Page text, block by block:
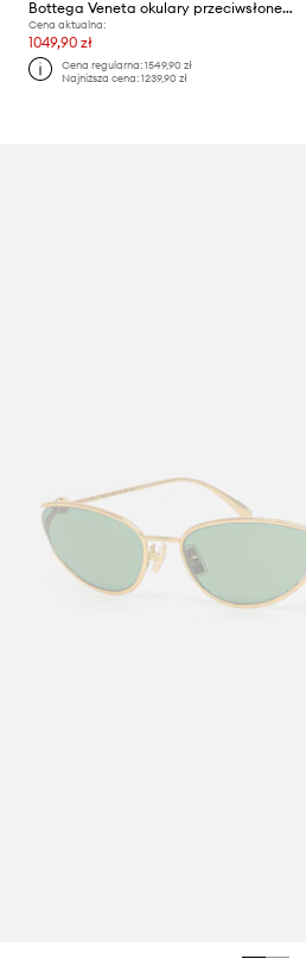
Bottega Veneta okulary przeciwsłoneczne
Cena aktualna:
1049,90 zł
Cena regularna:1549,90 zł
Najniższa cena:1239,90 zł